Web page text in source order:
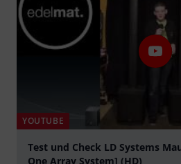
YOUTUBE
Test und Check LD Systems
One Array System] (HD)